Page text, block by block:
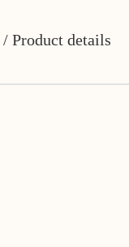
Product details